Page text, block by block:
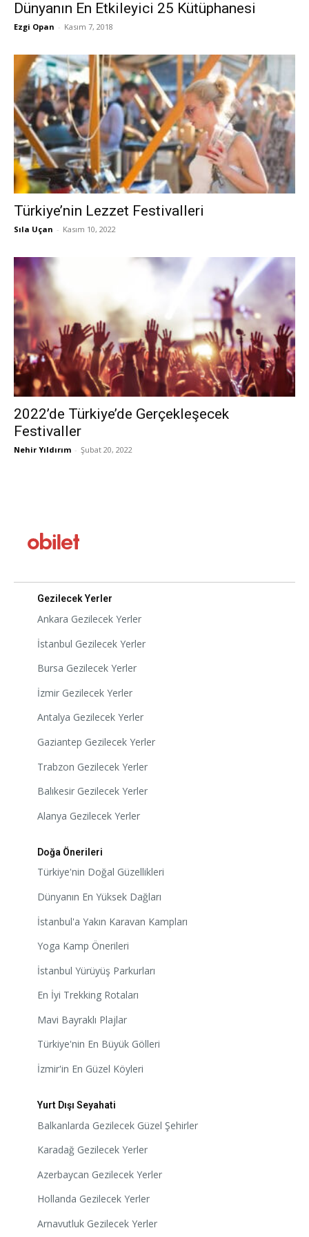
Dünyanın En Etkileyici 25 Kütüphanesi
Ezgi Opan - Kasım 7, 2018
Türkiye’nin Lezzet Festivalleri
Sıla Uçan - Kasım 10, 2022
2022’de Türkiye’de Gerçekleşecek
Festivaller
Nehir Yıldırım - Şubat 20, 2022
Gezilecek Yerler
Ankara Gezilecek Yerler
İstanbul Gezilecek Yerler
Bursa Gezilecek Yerler
İzmir Gezilecek Yerler
Antalya Gezilecek Yerler
Gaziantep Gezilecek Yerler
Trabzon Gezilecek Yerler
Balıkesir Gezilecek Yerler
Alanya Gezilecek Yerler
Doğa Önerileri
Türkiye'nin Doğal Güzellikleri
Dünyanın En Yüksek Dağları
İstanbul'a Yakın Karavan Kampları
Yoga Kamp Önerileri
İstanbul Yürüyüş Parkurları
En İyi Trekking Rotaları
Mavi Bayraklı Plajlar
Türkiye'nin En Büyük Gölleri
İzmir'in En Güzel Köyleri
Yurt Dışı Seyahati
Balkanlarda Gezilecek Güzel Şehirler
Karadağ Gezilecek Yerler
Azerbaycan Gezilecek Yerler
Hollanda Gezilecek Yerler
Arnavutluk Gezilecek Yerler